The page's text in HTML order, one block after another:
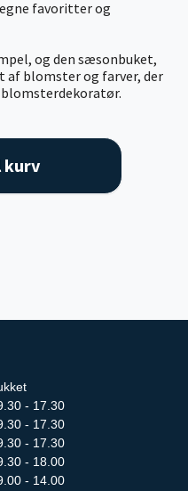
favoritter og
og den sæsonbuket,
af blomster og farver, der
- 17.30
- 17.30
- 17.30
- 18.00
- 14.00